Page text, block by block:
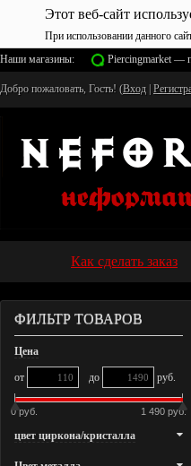
Этот веб-сайт
При использовании данного
Наши магазины:
Piercingmarket —
Добро пожаловать, Гость! (Вход
Как сделать заказ
ФИЛЬТР ТОВАРОВ
Цена
от до руб.
0 руб. 1 490 руб.
цвет циркона/кристалла